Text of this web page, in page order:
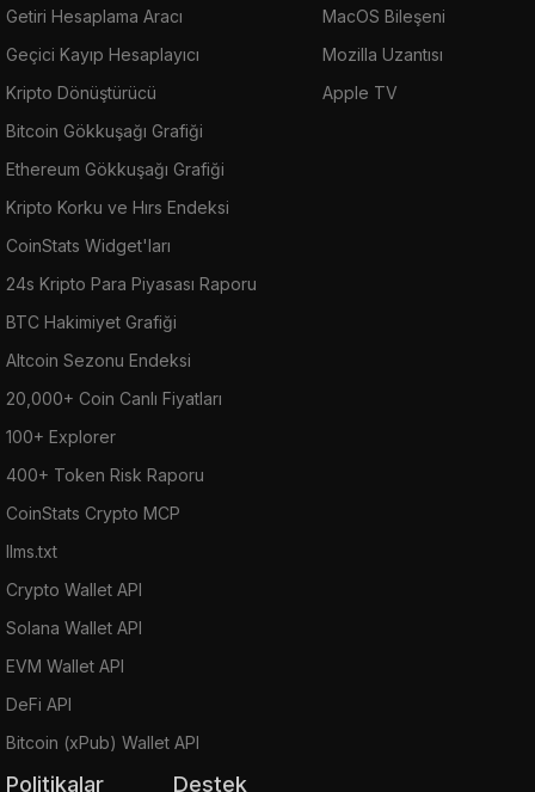
Getiri Hesaplama Aracı
Geçici Kayıp Hesaplayıcı
Kripto Dönüştürücü
Bitcoin Gökkuşağı Grafiği
Ethereum Gökkuşağı Grafiği
Kripto Korku ve Hırs Endeksi
CoinStats Widget'ları
24s Kripto Para Piyasası Raporu
BTC Hakimiyet Grafiği
Altcoin Sezonu Endeksi
20,000+ Coin Canlı Fiyatları
100+ Explorer
400+ Token Risk Raporu
CoinStats Crypto MCP
llms.txt
Crypto Wallet API
Solana Wallet API
EVM Wallet API
DeFi API
Bitcoin (xPub) Wallet API
MacOS Bileşeni
Mozilla Uzantısı
Apple TV
Politikalar Destek